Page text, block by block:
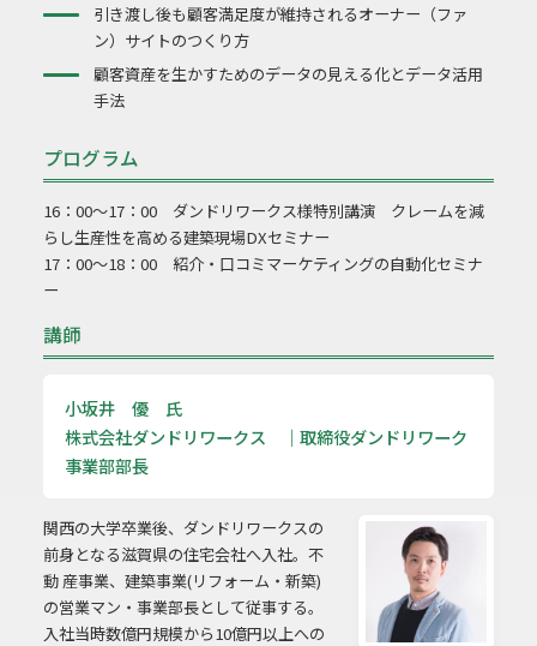
引き渡し後も顧客満足度が維持されるオーナー（ファ
ン）サイトのつくり方
顧客資産を生かすためのデータの見える化とデータ活用
手法
プログラム
16：00～17：00 ダンドリワークス様特別講演 クレームを減
らし生産性を高める建築現場DXセミナー
17：00～18：00 紹介・口コミマーケティングの自動化セミナ
ー
講師
小坂井 優 氏
株式会社ダンドリワークス ｜取締役ダンドリワーク
事業部部長
関西の大学卒業後、ダンドリワークスの
前身となる滋賀県の住宅会社へ入社。不
動 産事業、建築事業(リフォーム・新築)
の営業マン・事業部長として従事する。
入社当時数億円規模から10億円以上への